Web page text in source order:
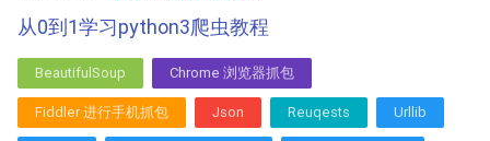
从0到1学习python3爬虫教程
BeautifulSoup Chrome 浏览器抓包
Fiddler 进行手机抓包 Json Reuqests Urllib